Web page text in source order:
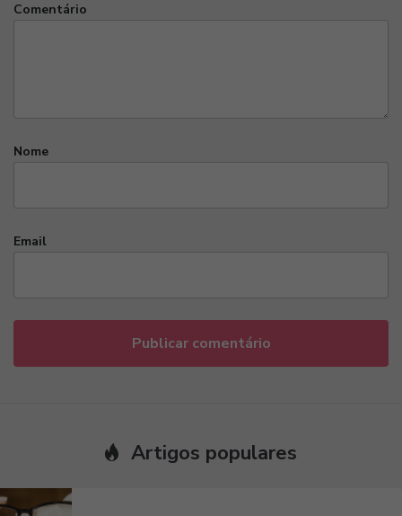
Nome
Email
Comentário
Artigos populares